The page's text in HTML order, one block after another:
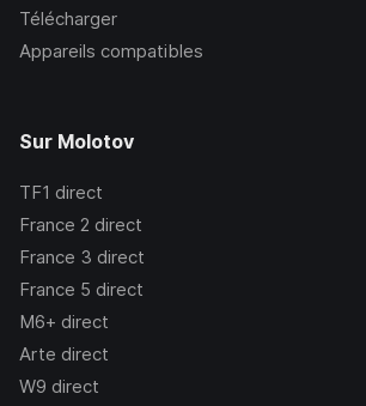
Télécharger
Appareils compatibles
Sur Molotov
TF1 direct
France 2 direct
France 3 direct
France 5 direct
M6+ direct
Arte direct
W9 direct